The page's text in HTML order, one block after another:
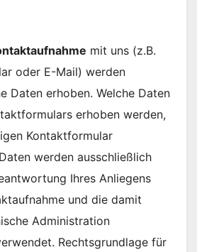
mit uns (z.B.
oder E-Mail) werden
Daten erhoben. Welche Daten
erhoben werden,
Kontaktformular
werden ausschließlich
Ihres Anliegens
und die damit
Administration
Rechtsgrundlage für